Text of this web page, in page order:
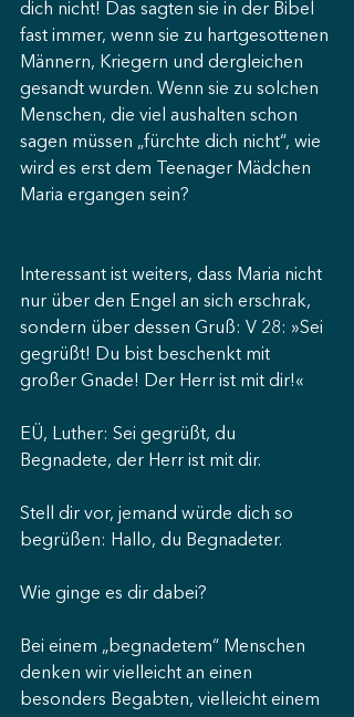
dich nicht! Das sagten sie in der Bibel
fast immer, wenn sie zu hartgesottenen
Männern, Kriegern und dergleichen
gesandt wurden. Wenn sie zu solchen
Menschen, die viel aushalten schon
sagen müssen „fürchte dich nicht“, wie
wird es erst dem Teenager Mädchen
Maria ergangen sein?
Interessant ist weiters, dass Maria nicht
nur über den Engel an sich erschrak,
sondern über dessen Gruß: V 28: »Sei
gegrüßt! Du bist beschenkt mit
großer Gnade! Der Herr ist mit dir!«
EÜ, Luther: Sei gegrüßt, du
Begnadete, der Herr ist mit dir.
Stell dir vor, jemand würde dich so
begrüßen: Hallo, du Begnadeter.
Wie ginge es dir dabei?
Bei einem „begnadetem“ Menschen
denken wir vielleicht an einen
besonders Begabten, vielleicht einem